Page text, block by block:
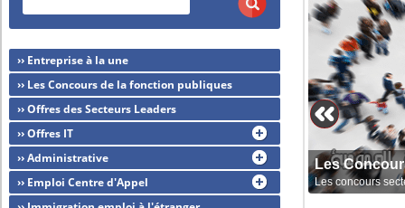
Les
Les concours
›› Entreprise à la une
›› Les Concours de la fonction publiques
›› Offres des Secteurs Leaders
›› Offres IT
›› Administrative
›› Emploi Centre d'Appel